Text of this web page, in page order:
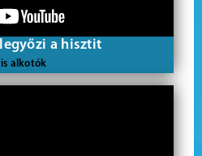
a hisztit
alkotók